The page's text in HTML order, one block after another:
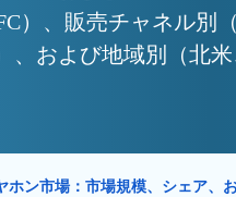
）、販売チャネル
、および地域別（北
ホン市場：市場規模、シェア、